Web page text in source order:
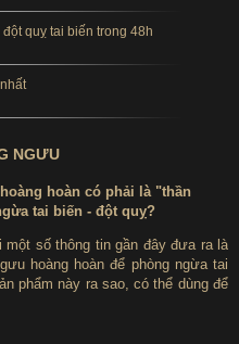
quỵ tai biến trong 48h
NGƯU
hoàn có phải là "thần
tai biến - đột quỵ?
số thông tin gần đây đưa ra là
hoàng hoàn để phòng ngừa tai
phẩm này ra sao, có thể dùng để